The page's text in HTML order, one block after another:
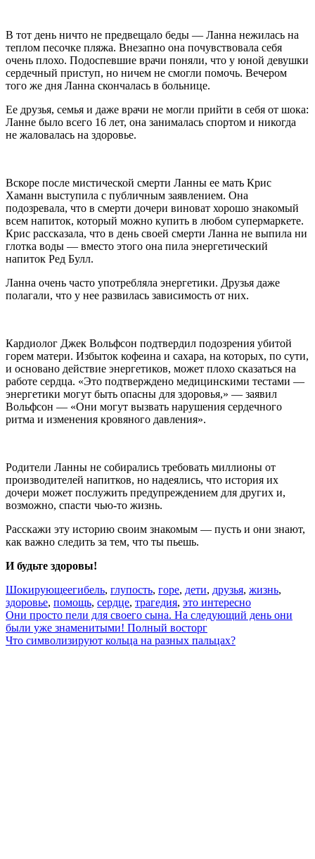
В тот день ничто не предвещало беды — Ланна нежилась на
теплом песочке пляжа. Внезапно она почувствовала себя
очень плохо. Подоспевшие врачи поняли, что у юной девушки
сердечный приступ, но ничем не смогли помочь. Вечером
того же дня Ланна скончалась в больнице.
Ее друзья, семья и даже врачи не могли прийти в себя от шока:
Ланне было всего 16 лет, она занималась спортом и никогда
не жаловалась на здоровье.
Вскоре после мистической смерти Ланны ее мать Крис
Хаманн выступила с публичным заявлением. Она
подозревала, что в смерти дочери виноват хорошо знакомый
всем напиток, который можно купить в любом супермаркете.
Крис рассказала, что в день своей смерти Ланна не выпила ни
глотка воды — вместо этого она пила энергетический
напиток Ред Булл.
Ланна очень часто употребляла энергетики. Друзья даже
полагали, что у нее развилась зависимость от них.
Кардиолог Джек Вольфсон подтвердил подозрения убитой
горем матери. Избыток кофеина и сахара, на которых, по сути,
и основано действие энергетиков, может плохо сказаться на
работе сердца. «Это подтверждено медицинскими тестами —
энергетики могут быть опасны для здоровья,» — заявил
Вольфсон — «Они могут вызвать нарушения сердечного
ритма и изменения кровяного давления».
Родители Ланны не собирались требовать миллионы от
производителей напитков, но надеялись, что история их
дочери может послужить предупреждением для других и,
возможно, спасти чью-то жизнь.
Расскажи эту историю своим знакомым — пусть и они знают,
как важно следить за тем, что ты пьешь.
И будьте здоровы!
Шокирующеегибель, глупость, горе, дети, друзья, жизнь,
здоровье, помощь, сердце, трагедия, это интересно
Навигация
по
Они просто пели для своего сына. На следующий день они
были уже знаменитыми! Полный восторг
Что символизируют кольца на разных пальцах?